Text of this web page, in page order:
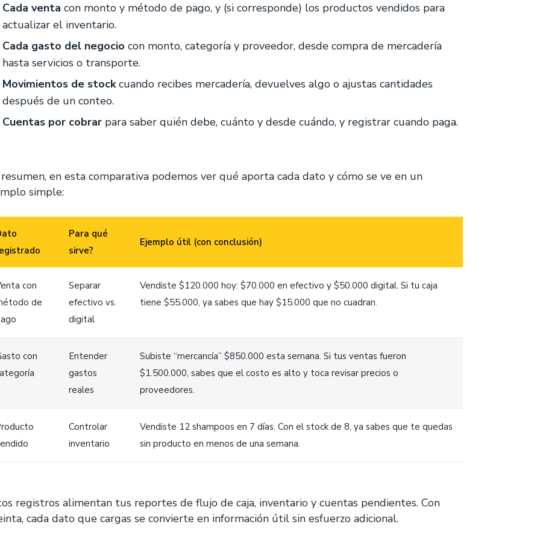
Cada venta con monto y método de pago, y (si corresponde) los productos vendidos para
actualizar el inventario.
Cada gasto del negocio con monto, categoría y proveedor, desde compra de mercadería
hasta servicios o transporte.
Movimientos de stockcuando recibes mercadería, devuelves algo o ajustas cantidades
después de un conteo.
Cuentas por cobrar para saber quién debe, cuánto y desde cuándo, y registrar cuando paga.
en esta comparativa podemos ver qué aporta cada dato y cómo se ve en un
simple:
Para qué
sirve?
Ejemplo útil (con conclusión)
con
de
Separar
efectivo vs.
digital
Vendiste $120.000 hoy: $70.000 en efectivo y $50.000 digital. Si tu caja
tiene $55.000, ya sabes que hay $15.000 que no cuadran.
con
Entender
gastos
reales
Subiste “mercancía” $850.000 esta semana. Si tus ventas fueron
$1.500.000, sabes que el costo es alto y toca revisar precios o
proveedores.
Controlar
inventario
Vendiste 12 shampoos en 7 días. Con el stock de 8, ya sabes que te quedas
sin producto en menos de una semana.
registros alimentan tus reportes de flujo de caja, inventario y cuentas pendientes. Con
cada dato que cargas se convierte en información útil sin esfuerzo adicional.